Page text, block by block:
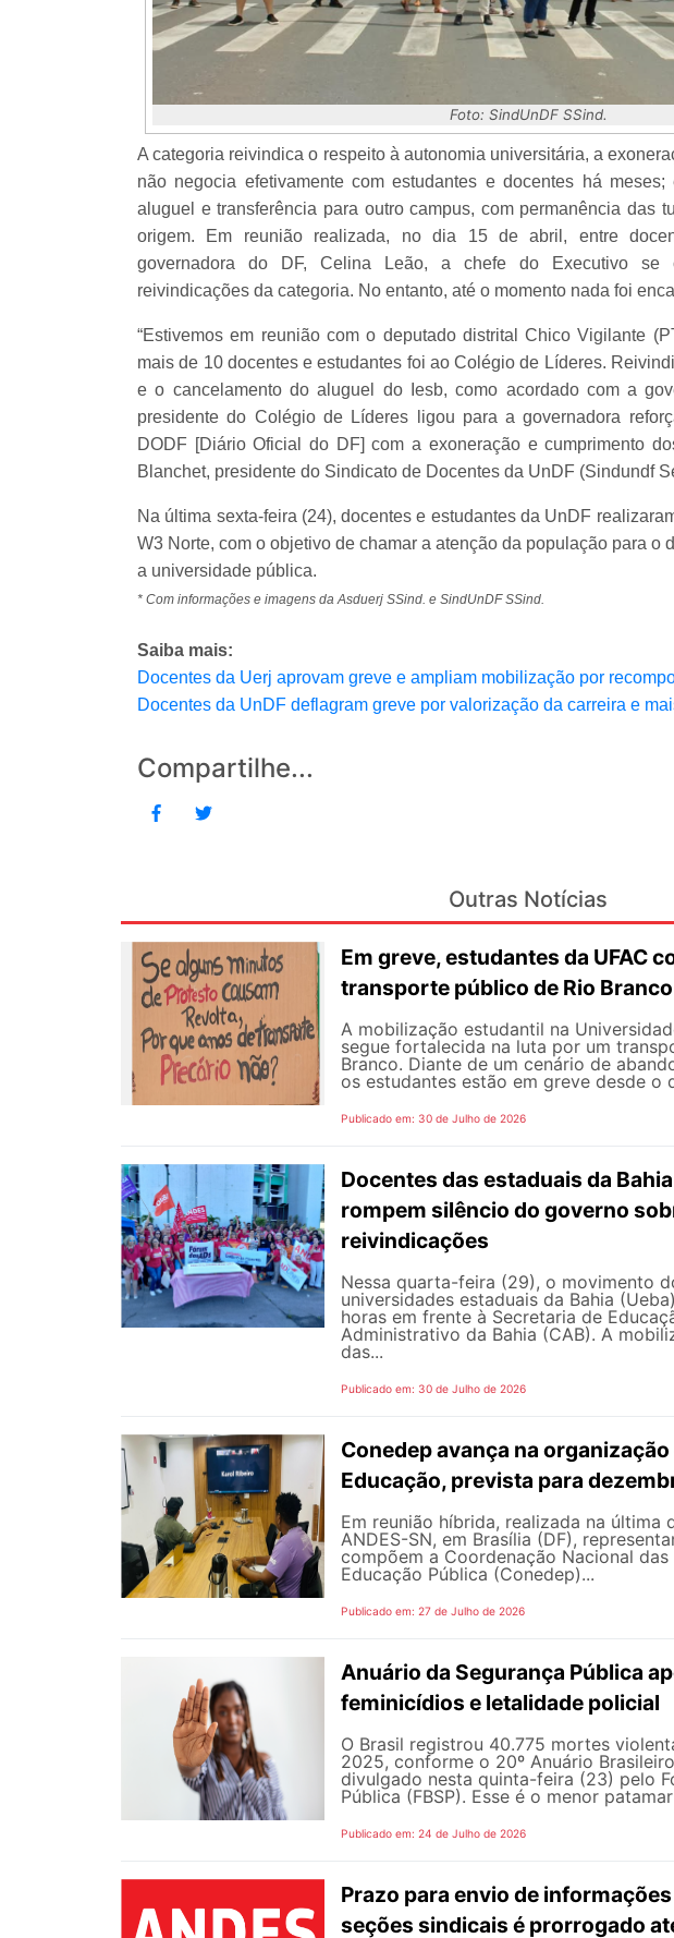
Foto: SindUnDF SSind.
A categoria reivindica o respeito à autonomia universitária, a
não negocia efetivamente com estudantes e docentes há
aluguel e transferência para outro campus, com permanência das
origem. Em reunião realizada, no dia 15 de abril, entre
governadora do DF, Celina Leão, a chefe do Executivo se
reivindicações da categoria. No entanto, até o momento nada foi
“Estivemos em reunião com o deputado distrital Chico Vigilante
mais de 10 docentes e estudantes foi ao Colégio de Líderes.
e o cancelamento do aluguel do Iesb, como acordado com a
presidente do Colégio de Líderes ligou para a governadora
DODF [Diário Oficial do DF] com a exoneração e cumprimento
Blanchet, presidente do Sindicato de Docentes da UnDF (Sindundf
Na última sexta-feira (24), docentes e estudantes da UnDF
W3 Norte, com o objetivo de chamar a atenção da população para o
a universidade pública.
* Com informações e imagens da Asduerj SSind. e SindUnDF SSind.
Saiba mais:
Docentes da Uerj aprovam greve e ampliam mobilização por
Docentes da UnDF deflagram greve por valorização da carreira e
Compartilhe...
Outras Notícias
Em greve, estudantes da UFAC
transporte público de Rio
A mobilização estudantil na
segue fortalecida na luta por um
Branco. Diante de um cenário de
os estudantes estão em greve desde o
Publicado em: 30 de Julho de 2026
Docentes das estaduais da
rompem silêncio do governo
reivindicações
Nessa quarta-feira (29), o movimento
universidades estaduais da Bahia
horas em frente à Secretaria de
Administrativo da Bahia (CAB). A
das...
Publicado em: 30 de Julho de 2026
Conedep avança na
Educação, prevista para
Em reunião híbrida, realizada na última
ANDES-SN, em Brasília (DF),
compõem a Coordenação Nacional
Educação Pública (Conedep)...
Publicado em: 27 de Julho de 2026
Anuário da Segurança Pública
feminicídios e letalidade policial
O Brasil registrou 40.775 mortes
2025, conforme o 20º Anuário
divulgado nesta quinta-feira (23) pelo
Pública (FBSP). Esse é o menor
Publicado em: 24 de Julho de 2026
Prazo para envio de
seções sindicais é prorrogado